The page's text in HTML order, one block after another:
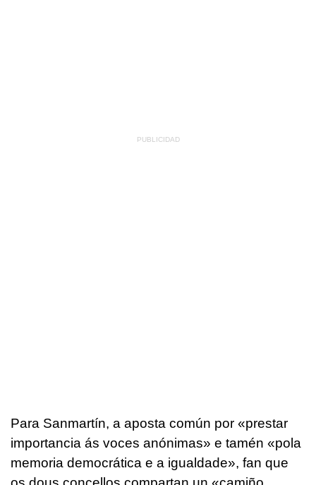
Para Sanmartín, a aposta común por «prestar
importancia ás voces anónimas» e tamén «pola
memoria democrática e a igualdade», fan que